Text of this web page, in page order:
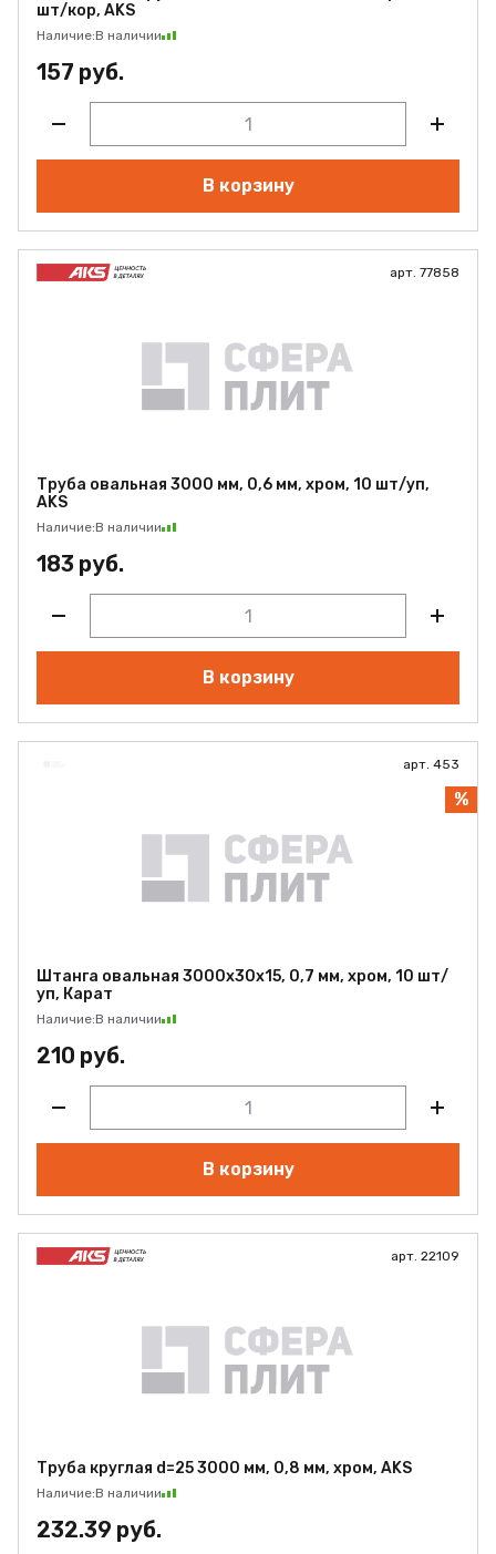
шт/кор, AKS
Наличие:В наличии
157 руб.
В корзину
арт. 77858
Труба овальная 3000 мм, 0,6 мм, хром, 10 шт/уп,
AKS
Наличие:В наличии
183 руб.
В корзину
арт. 453
%
Штанга овальная 3000x30x15, 0,7 мм, хром, 10 шт/
уп, Карат
Наличие:В наличии
210 руб.
В корзину
арт. 22109
Труба круглая d=25 3000 мм, 0,8 мм, хром, AKS
Наличие:В наличии
232.39 руб.